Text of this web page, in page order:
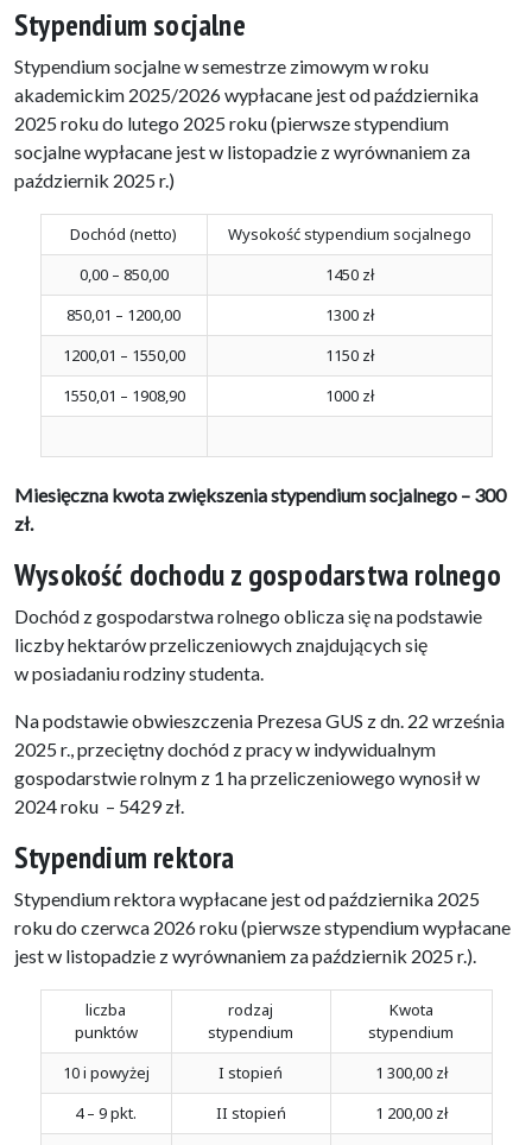
Stypendium socjalne
Stypendium socjalne w semestrze zimowym w roku
akademickim 2025/2026 wypłacane jest od października
2025 roku do lutego 2025 roku (pierwsze stypendium
socjalne wypłacane jest w listopadzie z wyrównaniem za
październik 2025 r.)
Dochód (netto)
Wysokość stypendium socjalnego
0,00 – 850,00
1450 zł
850,01 – 1200,00
1300 zł
1200,01 – 1550,00
1150 zł
1550,01 – 1908,90
1000 zł
Miesięczna kwota zwiększenia stypendium socjalnego – 300
zł.
Wysokość dochodu z gospodarstwa rolnego
Dochód z gospodarstwa rolnego oblicza się na podstawie
liczby hektarów przeliczeniowych znajdujących się
w posiadaniu rodziny studenta.
Na podstawie obwieszczenia Prezesa GUS z dn. 22 września
2025 r., przeciętny dochód z pracy w indywidualnym
gospodarstwie rolnym z 1 ha przeliczeniowego wynosił w
2024 roku – 5429 zł.
Stypendium rektora
Stypendium rektora wypłacane jest od października 2025
roku do czerwca 2026 roku (pierwsze stypendium wypłacane
jest w listopadzie z wyrównaniem za październik 2025 r.).
liczba
punktów
rodzaj
stypendium
Kwota
stypendium
10 i powyżej
I stopień
1 300,00 zł
4 – 9 pkt.
II stopień
1 200,00 zł